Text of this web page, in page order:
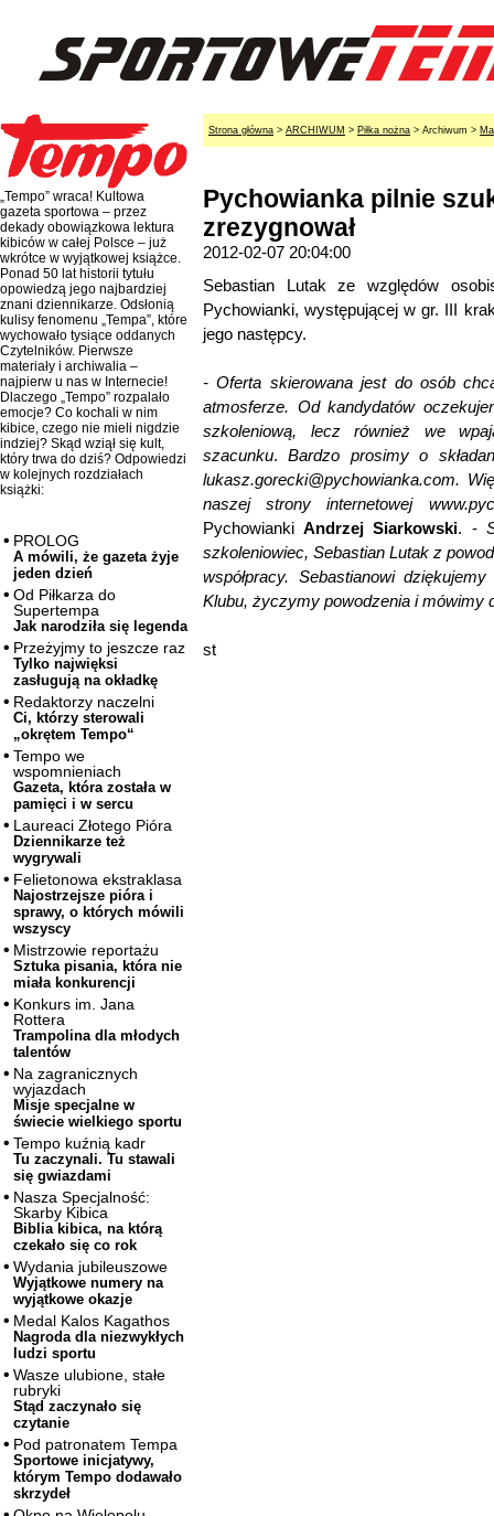
„Tempo” wraca! Kultowa
gazeta sportowa – przez
dekady obowiązkowa lektura
kibiców w całej Polsce – już
wkrótce w wyjątkowej książce.
Ponad 50 lat historii tytułu
opowiedzą jego najbardziej
znani dziennikarze. Odsłonią
kulisy fenomenu „Tempa”, które
wychowało tysiące oddanych
Czytelników. Pierwsze
materiały i archiwalia –
najpierw u nas w Internecie!
Dlaczego „Tempo” rozpalało
emocje? Co kochali w nim
kibice, czego nie mieli nigdzie
indziej? Skąd wziął się kult,
który trwa do dziś? Odpowiedzi
w kolejnych rozdziałach
książki:
PROLOG
A mówili, że gazeta żyje
jeden dzień
Od Piłkarza do
Supertempa
Jak narodziła się legenda
Przeżyjmy to jeszcze raz
Tylko najwięksi
zasługują na okładkę
Redaktorzy naczelni
Ci, którzy sterowali
„okrętem Tempo“
Tempo we
wspomnieniach
Gazeta, która została w
pamięci i w sercu
Laureaci Złotego Pióra
Dziennikarze też
wygrywali
Felietonowa ekstraklasa
Najostrzejsze pióra i
sprawy, o których mówili
wszyscy
Mistrzowie reportażu
Sztuka pisania, która nie
miała konkurencji
Konkurs im. Jana
Rottera
Trampolina dla młodych
talentów
Na zagranicznych
wyjazdach
Misje specjalne w
świecie wielkiego sportu
Tempo kuźnią kadr
Tu zaczynali. Tu stawali
się gwiazdami
Nasza Specjalność:
Skarby Kibica
Biblia kibica, na którą
czekało się co rok
Wydania jubileuszowe
Wyjątkowe numery na
wyjątkowe okazje
Medal Kalos Kagathos
Nagroda dla niezwykłych
ludzi sportu
Wasze ulubione, stałe
rubryki
Stąd zaczynało się
czytanie
Pod patronatem Tempa
Sportowe inicjatywy,
którym Tempo dodawało
skrzydeł
Strona główna > ARCHIWUM > Piłka nożna > Archiwum >
Pychowianka pilnie
zrezygnował
2012-02-07 20:04:00
Sebastian Lutak ze względów
Pychowianki, występującej w gr. III
jego następcy.
- Oferta skierowana jest do osób
atmosferze. Od kandydatów
szkoleniową, lecz również we
szacunku.Bardzo prosimy o
lukasz.gorecki@pychowianka.com.
naszej strony internetowej
PychowiankiAndrzej Siarkowski. -
szkoleniowiec, Sebastian Lutak z
współpracy. Sebastianowi
Klubu, życzymy powodzenia i mówimy
st